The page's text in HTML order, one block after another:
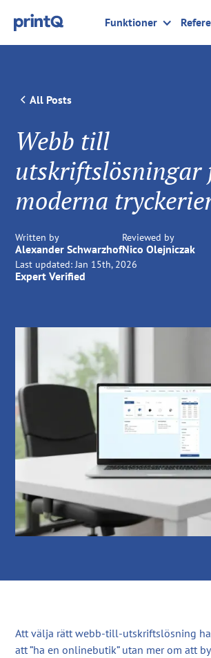
Funktioner
All Posts
Webb till
utskriftslösningar
moderna
Written by
Alexander Schwarzhof
Reviewed by
Nico Olejniczak
Last updated: Jan 15th, 2026
Expert Verified
Att välja rätt webb-till-utskriftslösning
att ”ha en onlinebutik” utan mer om att